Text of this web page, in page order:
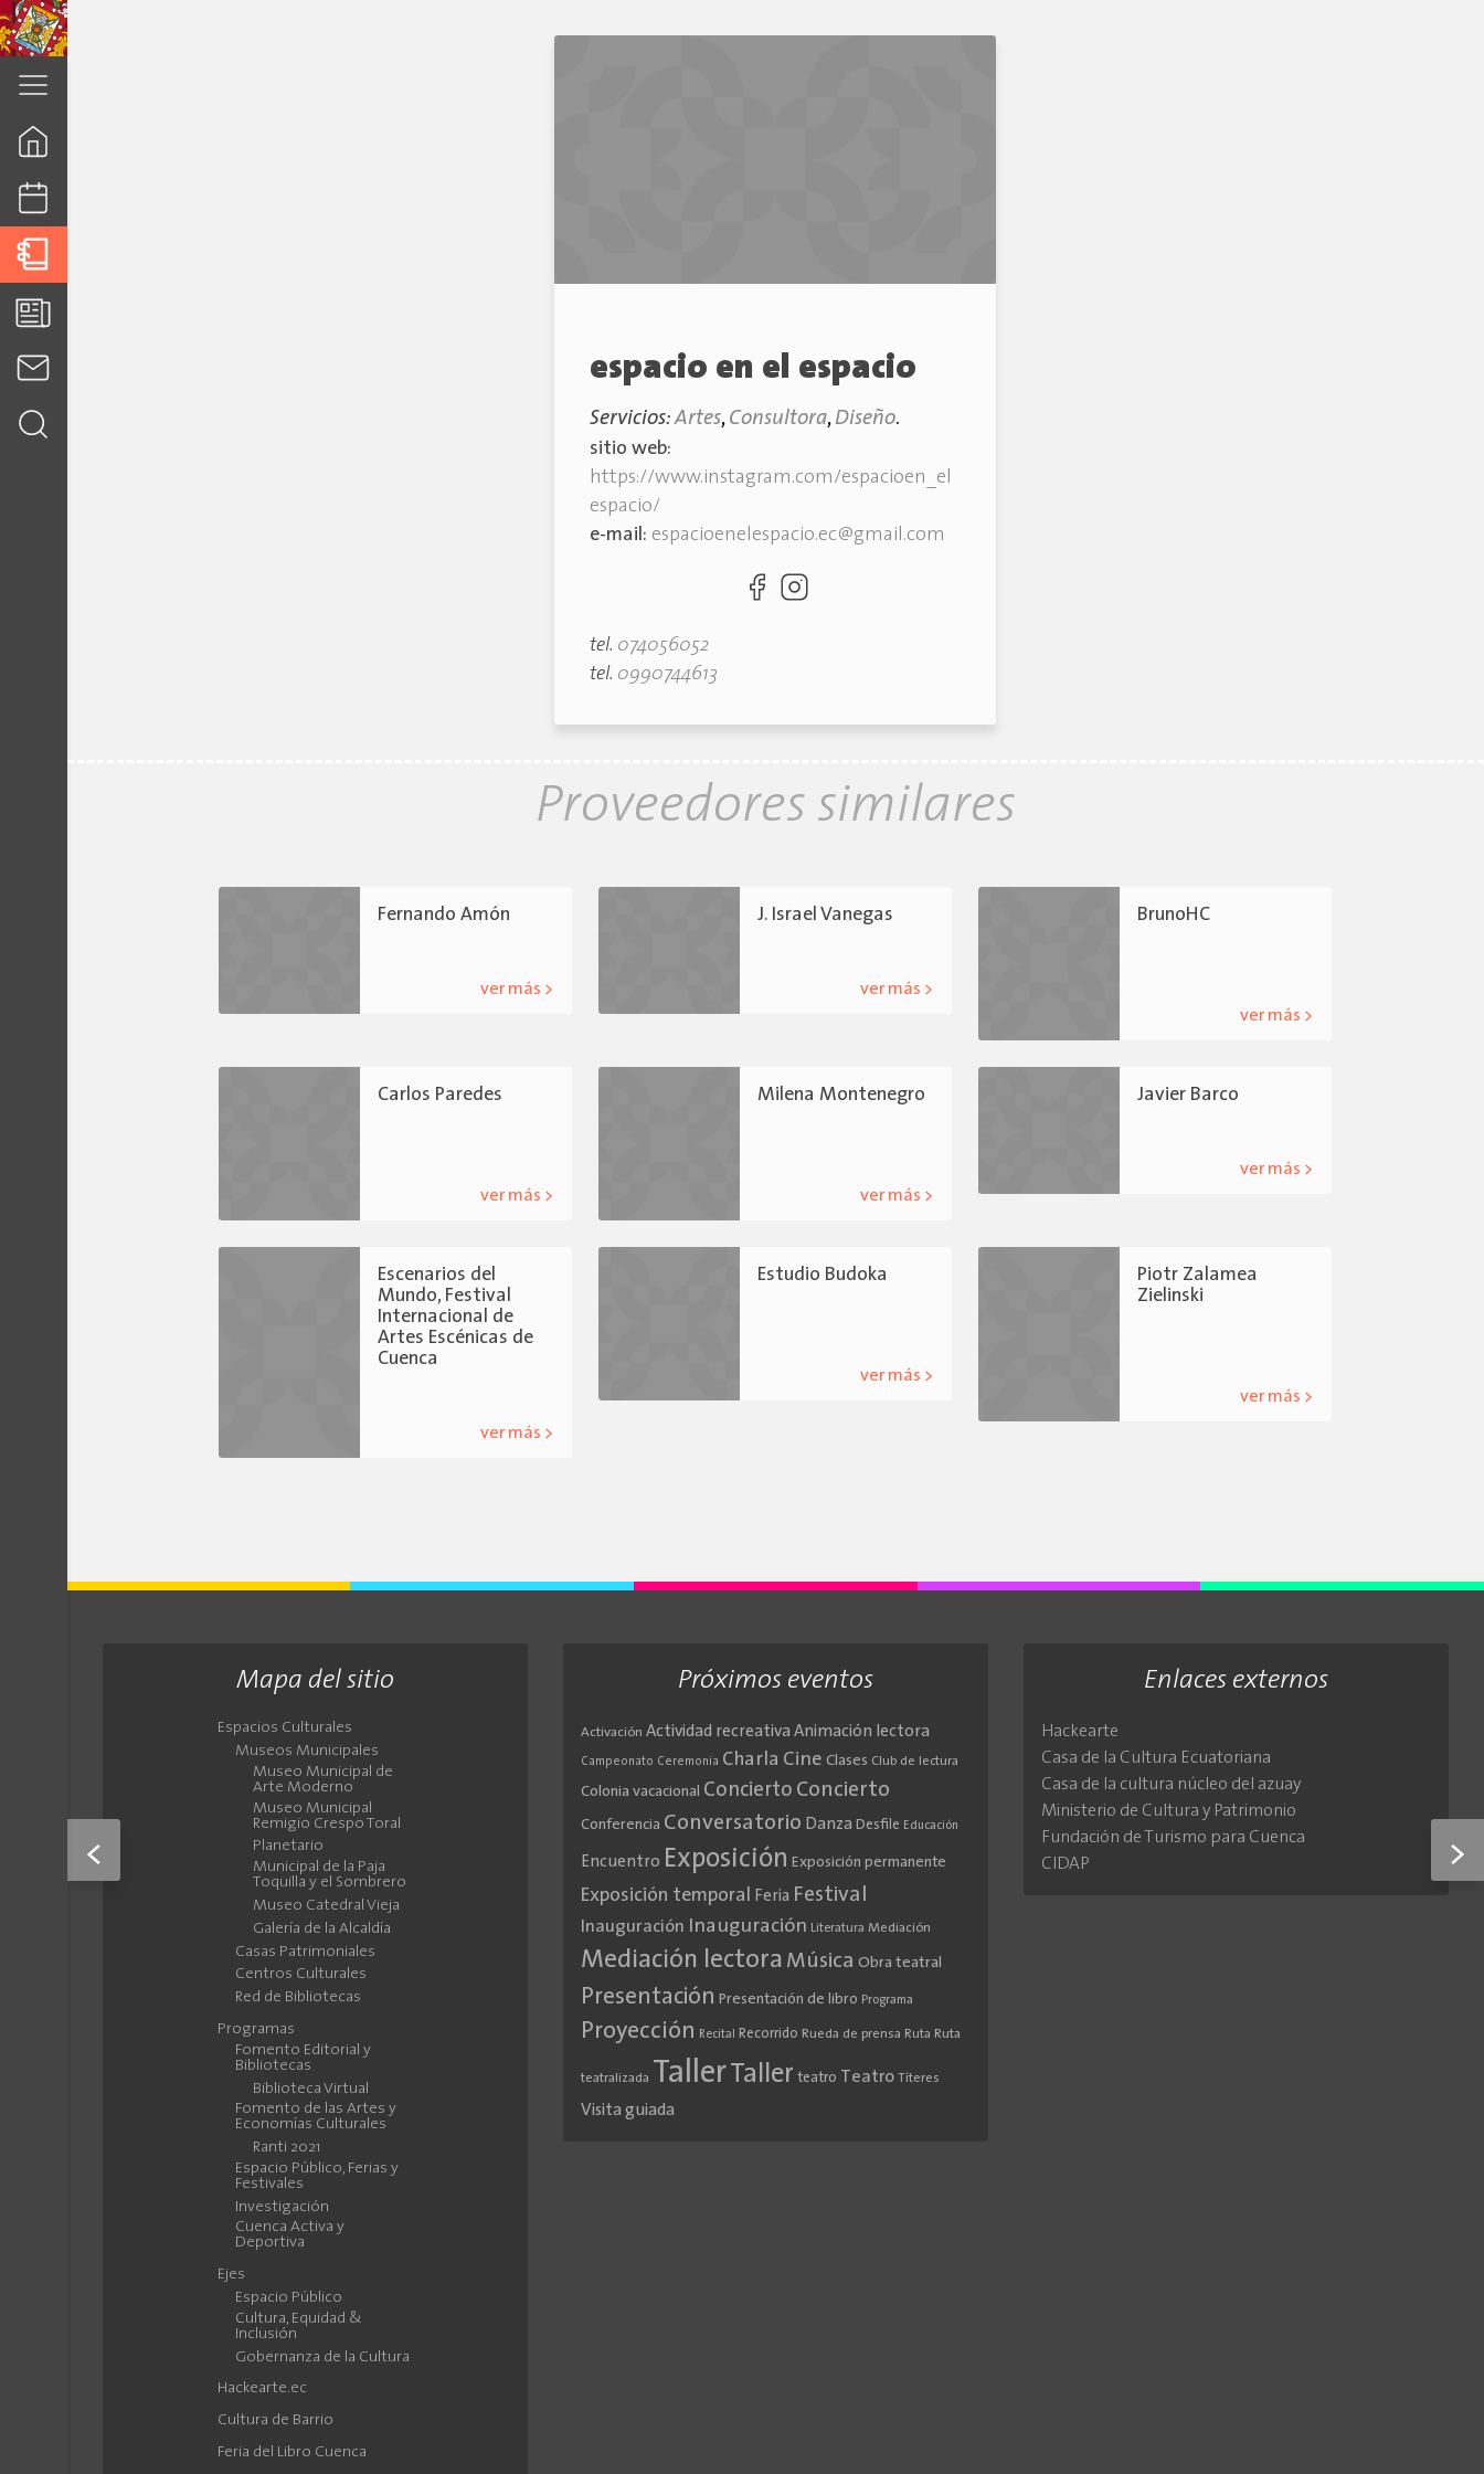
espacio en el espacio
Servicios:Artes, Consultora, Diseño.
sitio web:
https://www.instagram.com/espacioen_el
espacio/
e-mail: espacioenelespacio.ec@gmail.com
tel. 074056052
tel. 0990744613
< >
Proveedores similares
Fernando Amón
ver más >
J. Israel Vanegas
ver más >
BrunoHC
ver más >
Carlos Paredes
ver más >
Milena Montenegro
ver más >
Javier Barco
ver más >
Escenarios del
Mundo, Festival
Internacional de
Artes Escénicas de
Cuenca
ver más >
Estudio Budoka
ver más >
Piotr Zalamea
Zielinski
ver más >
Mapa del sitio
Espacios Culturales
Museos Municipales
Museo Municipal de
Arte Moderno
Museo Municipal
Remigio Crespo Toral
Planetario
Municipal de la Paja
Toquilla y el Sombrero
Museo Catedral Vieja
Galería de la Alcaldía
Casas Patrimoniales
Centros Culturales
Red de Bibliotecas
Programas
Fomento Editorial y
Bibliotecas
Biblioteca Virtual
Fomento de las Artes y
Economías Culturales
Ranti 2021
Espacio Público, Ferias y
Festivales
Investigación
Cuenca Activa y
Deportiva
Ejes
Espacio Público
Cultura, Equidad &
Inclusión
Gobernanza de la Cultura
Hackearte.ec
Cultura de Barrio
Feria del Libro Cuenca
Próximos eventos
Activación Actividad recreativa Animación lectora
Campeonato Ceremonia Charla Cine Clases Club de lectura
Colonia vacacional Concierto Concierto
Conferencia Conversatorio Danza Desfile Educación
Encuentro Exposición Exposición permanente
Exposición temporal Feria Festival
Inauguración Inauguración Literatura Mediación
Mediación lectora Música Obra teatral
Presentación Presentación de libro Programa
Proyección Recital Recorrido Rueda de prensa Ruta Ruta
teatralizada TallerTaller teatro Teatro Títeres
Visita guiada
Enlaces externos
Hackearte
Casa de la Cultura Ecuatoriana
Casa de la cultura núcleo del azuay
Ministerio de Cultura y Patrimonio
Fundación de Turismo para Cuenca
CIDAP